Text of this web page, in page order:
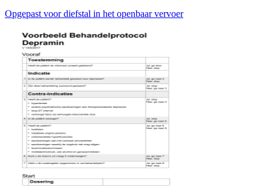
Opgepast voor diefstal in het openbaar vervoer